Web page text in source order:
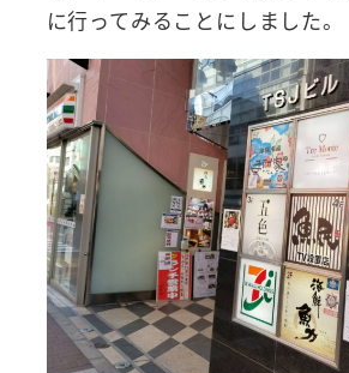
に行ってみることにしました。